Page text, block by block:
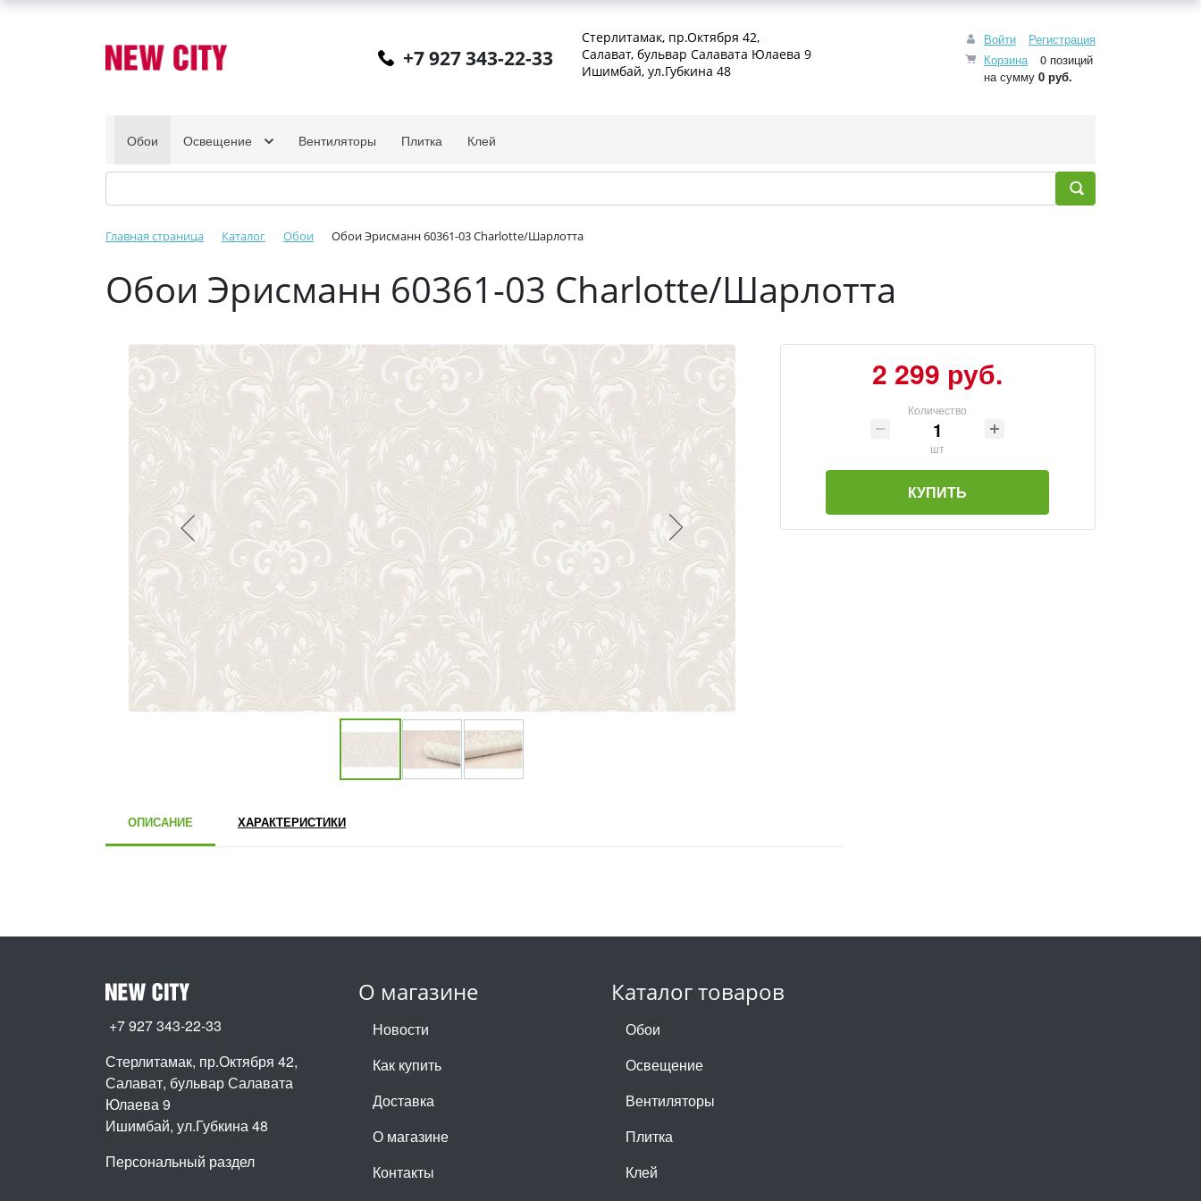
Войти
Регистрация
Корзина
0 позиций
на сумму 0 руб.
+7 927 343-22-33
Стерлитамак, пр.Октября 42,
Салават, бульвар Салавата Юлаева 9
Ишимбай, ул.Губкина 48
Обои Освещение Вентиляторы Плитка Клей
Главная страница Каталог Обои Обои Эрисманн 60361-03 Charlotte/Шарлотта
Обои Эрисманн 60361-03 Charlotte/Шарлотта
2 299 руб.
Количество
шт
КУПИТЬ
ОПИСАНИЕ ХАРАКТЕРИСТИКИ
О магазине
Новости
Как купить
Доставка
О магазине
Контакты
Каталог товаров
Обои
Освещение
Вентиляторы
Плитка
Клей
+7 927 343-22-33
Стерлитамак, пр.Октября 42,
Салават, бульвар Салавата
Юлаева 9
Ишимбай, ул.Губкина 48
Персональный раздел